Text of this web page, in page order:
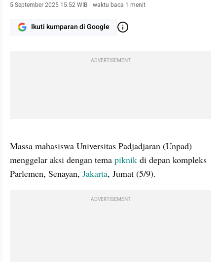
5 September 2025 15:52 WIB · waktu baca 1 menit
Ikuti kumparan di Google
ADVERTISEMENT
Massa mahasiswa Universitas Padjadjaran (Unpad)
menggelar aksi dengan tema piknik di depan kompleks
Parlemen, Senayan, Jakarta, Jumat (5/9).
ADVERTISEMENT